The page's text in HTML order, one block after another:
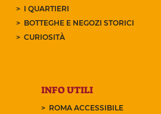
I QUARTIERI
BOTTEGHE E NEGOZI STORICI
CURIOSITÀ
INFO UTILI
ROMA ACCESSIBILE